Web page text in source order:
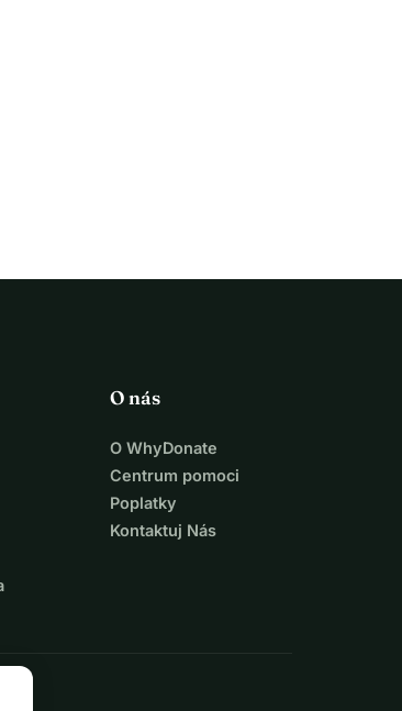
O nás
O WhyDonate
Centrum pomoci
Poplatky
Kontaktuj Nás